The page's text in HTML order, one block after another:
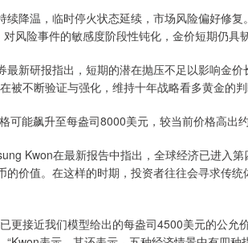
降温，临时停火状态延续，市场风险偏好修复
风险事件的敏感度阶段性钝化，金价短期仍具韧
新研报指出，短期的潜在抛压不足以影响金价
被不断验证与强化，维持十年战略看多黄金的判
能飙升至每盎司8000美元，较当前价格高出约
Kwon在最新报告中指出，全球经济已进入第
的价值。在这样的时期，投资者往往会寻求传
接近我们模型给出的每盎司4500美元的公允